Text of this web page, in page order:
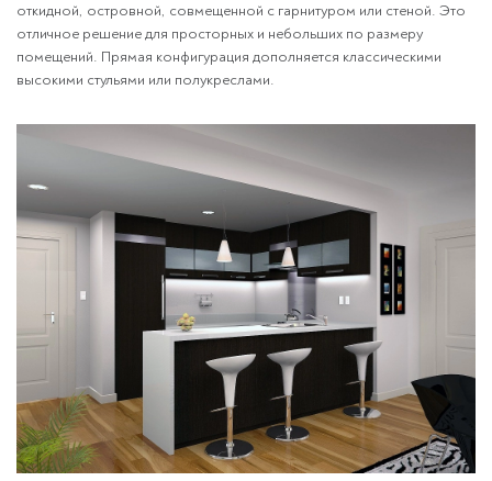
откидной, островной, совмещенной с гарнитуром или стеной. Это
отличное решение для просторных и небольших по размеру
помещений. Прямая конфигурация дополняется классическими
высокими стульями или полукреслами.